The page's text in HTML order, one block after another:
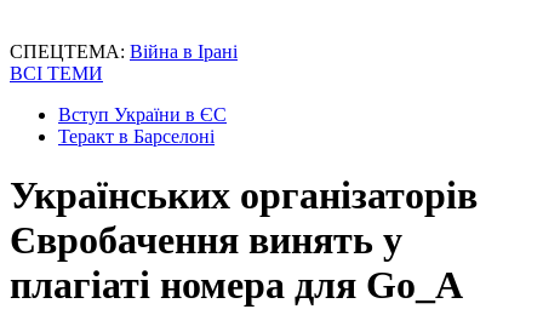
СПЕЦТЕМА: Війна в Ірані
ВСІ ТЕМИ
Вступ України в ЄС
Теракт в Барселоні
Українських організаторів
Євробачення винять у
плагіаті номера для Go_A